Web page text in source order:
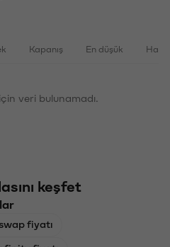
Kapanış En düşük
veri bulunamadı.
keşfet
fiyatı